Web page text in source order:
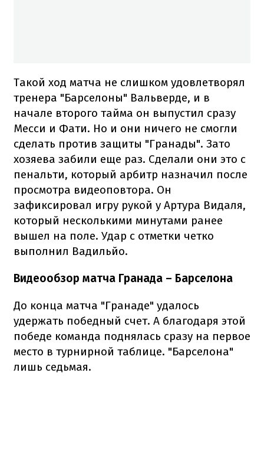
Такой ход матча не слишком удовлетворял
тренера "Барселоны" Вальверде, и в
начале второго тайма он выпустил сразу
Месси и Фати. Но и они ничего не смогли
сделать против защиты "Гранады". Зато
хозяева забили еще раз. Сделали они это с
пенальти, который арбитр назначил после
просмотра видеоповтора. Он
зафиксировал игру рукой у Артура Видаля,
который несколькими минутами ранее
вышел на поле. Удар с отметки четко
выполнил Вадильйо.
Видеообзор матча Гранада – Барселона
До конца матча "Гранаде" удалось
удержать победный счет. А благодаря этой
победе команда поднялась сразу на первое
место в турнирной таблице. "Барселона"
лишь седьмая.